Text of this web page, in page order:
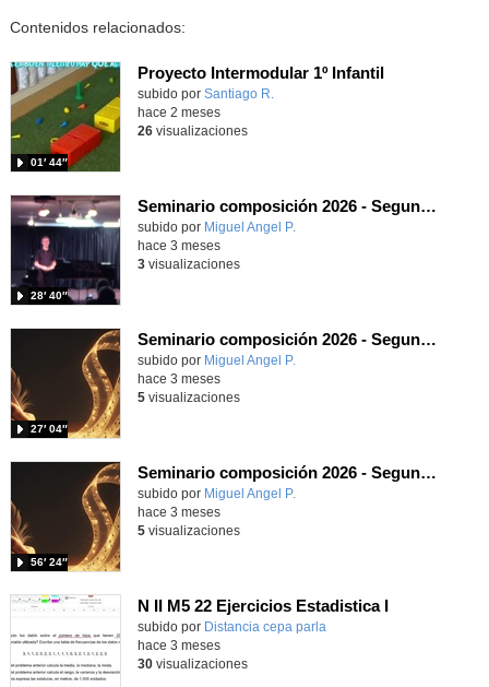
Contenidos relacionados:
Proyecto Intermodular 1º Infantil
Contenido educativo.
subido por Santiago R.
01′ 44″
hace 2 meses
26visualizaciones
Seminario composición 2026 - Segundo concierto (parte 2)
Contenido educativo.
subido por Miguel Angel P.
28′ 40″
hace 3 meses
3visualizaciones
Seminario composición 2026 - Segundo concierto (parte 1)
Contenido educativo.
subido por Miguel Angel P.
27′ 04″
hace 3 meses
5visualizaciones
Seminario composición 2026 - Segundo concierto
Contenido educativo.
subido por Miguel Angel P.
56′ 24″
hace 3 meses
5visualizaciones
N II M5 22 Ejercicios Estadistica I
Contenido educativo.
subido por Distancia cepa parla
hace 3 meses
30visualizaciones